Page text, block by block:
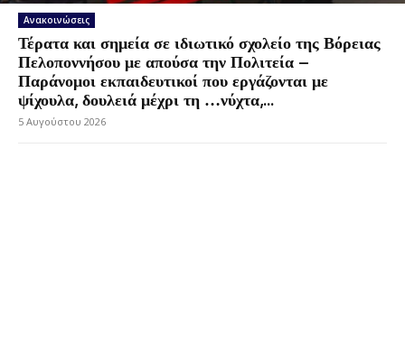
Ανακοινώσεις
Τέρατα και σημεία σε ιδιωτικό σχολείο της Βόρειας
Πελοποννήσου με απούσα την Πολιτεία –
Παράνομοι εκπαιδευτικοί που εργάζονται με
ψίχουλα, δουλειά μέχρι τη …νύχτα,...
5 Αυγούστου 2026